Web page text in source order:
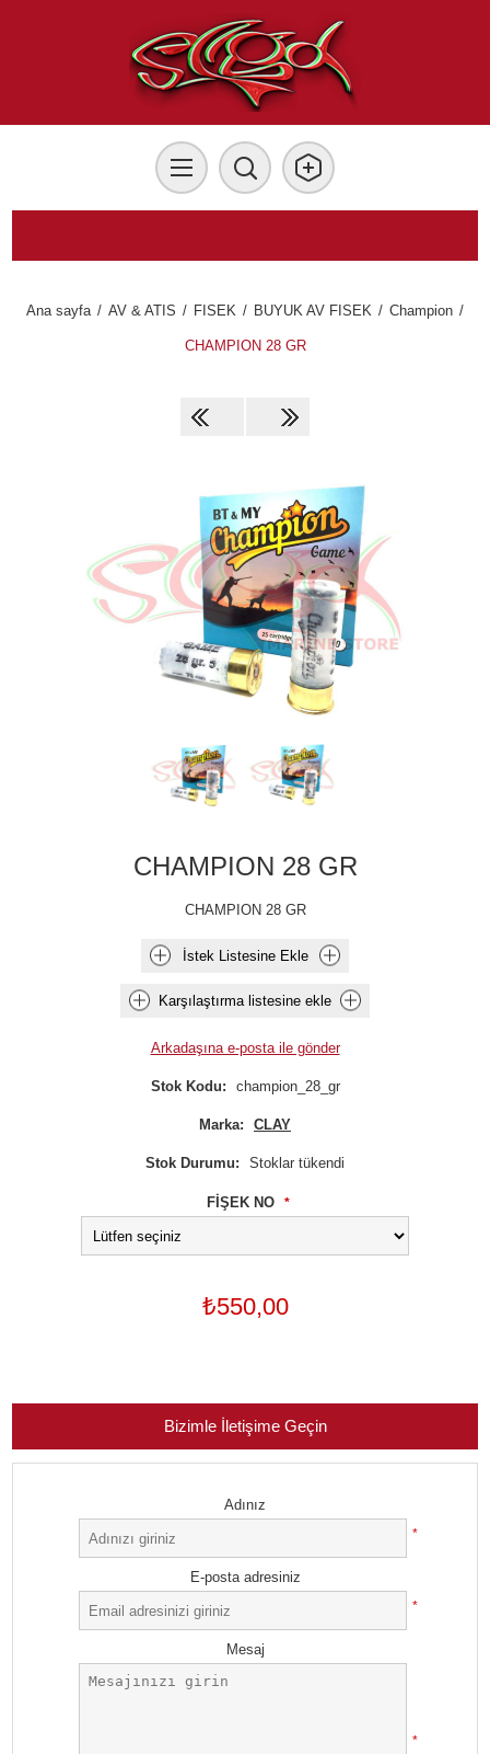
Ana sayfa / AV & ATIS / FISEK / BUYUK AV FISEK / Champion /
CHAMPION 28 GR
CHAMPION 28 GR
CHAMPION 28 GR
İstek Listesine Ekle
Karşılaştırma listesine ekle
Arkadaşına e-posta ile gönder
Stok Kodu: champion_28_gr
Marka: CLAY
Stok Durumu: Stoklar tükendi
FİŞEK NO *
₺550,00
Bizimle İletişime Geçin
Adınız
*
E-posta adresiniz
*
Mesaj
*